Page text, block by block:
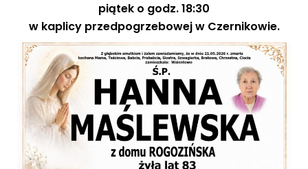
piątek o godz. 18:30
w kaplicy przedpogrzebowej w Czernikowie.